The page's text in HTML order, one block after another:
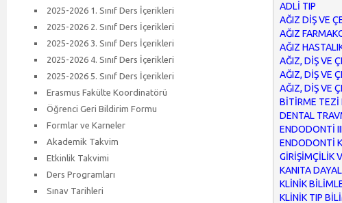
2025-2026 1. Sınıf Ders İçerikleri
2025-2026 2. Sınıf Ders İçerikleri
2025-2026 3. Sınıf Ders İçerikleri
2025-2026 4. Sınıf Ders İçerikleri
2025-2026 5. Sınıf Ders İçerikleri
Erasmus Fakülte Koordinatörü
Öğrenci Geri Bildirim Formu
Formlar ve Karneler
Akademik Takvim
Etkinlik Takvimi
Ders Programları
Sınav Tarihleri
ADLİ TIP
AĞIZ DİŞ VE
AĞIZ
AĞIZ
AĞIZ, DİŞ VE
AĞIZ, DİŞ VE
AĞIZ, DİŞ VE
BİTİRME TEZİ I
DENTAL
ENDODONTİ III
ENDODONTİ
GİRİŞİMÇİLİK
KANITA
KLİNİK
KLİNİK TIP